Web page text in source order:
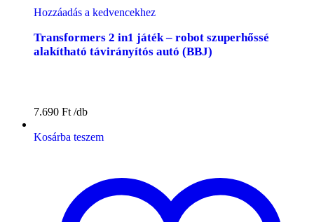
Hozzáadás a kedvencekhez
Transformers 2 in1 játék – robot szuperhőssé
alakítható távirányítós autó (BBJ)
7.690 Ft
Kosárba teszem